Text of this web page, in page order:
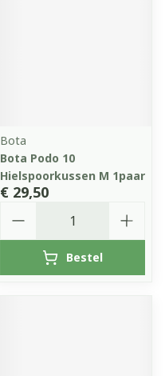
Bota
Bota Podo 10
Hielspoorkussen M 1paar
€ 29,50
Bestel